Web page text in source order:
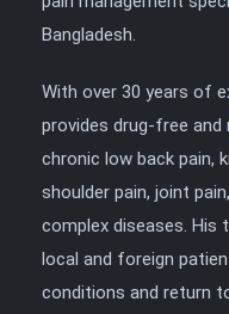
Bangladesh.
With over 30 years of
provides drug-free
chronic low back pain,
shoulder pain, joint
complex diseases. His
local and foreign
conditions and return